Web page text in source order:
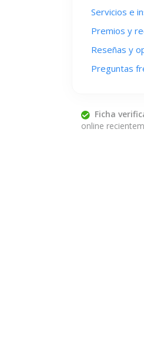
Servicios e
Premios y
Reseñas y
Preguntas
Ficha
online